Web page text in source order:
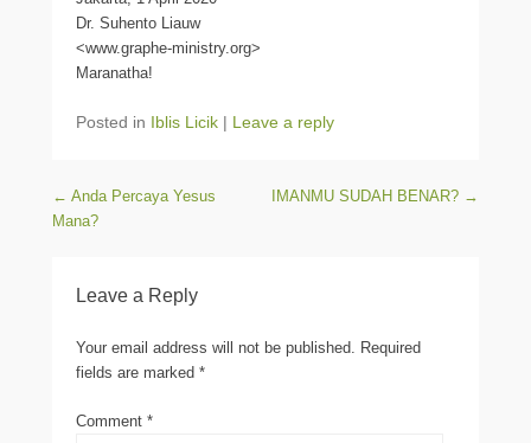
Dr. Suhento Liauw
<www.graphe-ministry.org>
Maranatha!
Posted in Iblis Licik | Leave a reply
Post navigation
← Anda Percaya Yesus
Mana?
IMANMU SUDAH BENAR? →
Leave a Reply
Your email address will not be published. Required
fields are marked *
Comment *